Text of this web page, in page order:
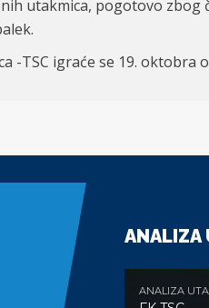
utakmica, pogotovo
-TSC igraće se 19.
ANALIZA
ANALIZA